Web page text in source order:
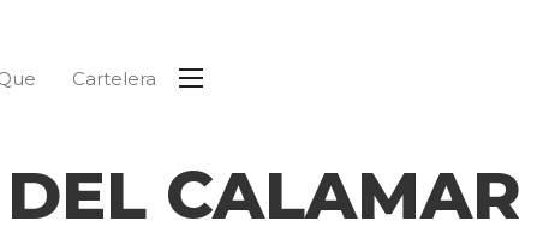
Cartelera
CALAMAR